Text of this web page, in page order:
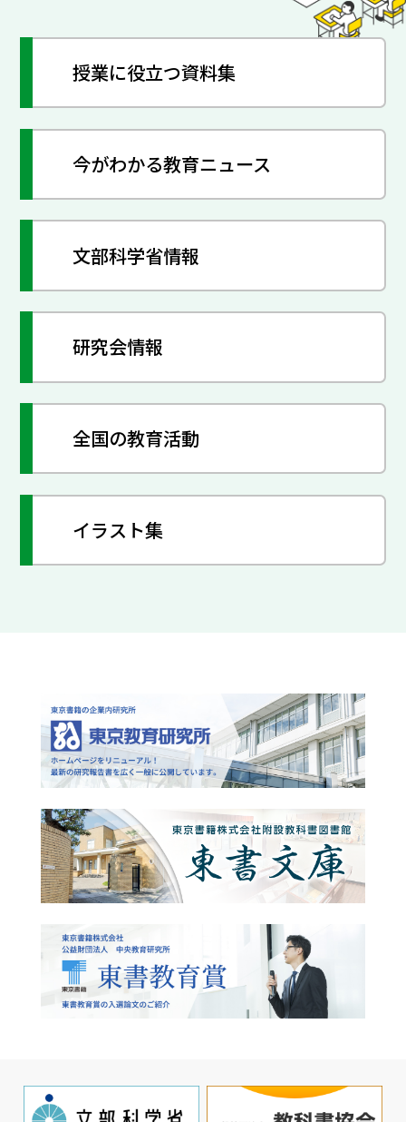
授業に役立つ資料集
今がわかる教育ニュース
文部科学省情報
研究会情報
全国の教育活動
イラスト集